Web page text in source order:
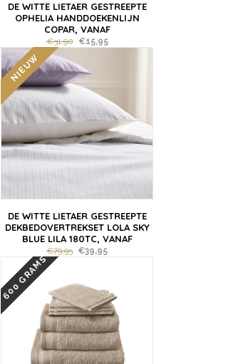
DE WITTE LIETAER GESTREEPTE
OPHELIA HANDDOEKENLIJN
COPAR, VANAF
€31,90 €15,95
NIEUW
DE WITTE LIETAER GESTREEPTE
DEKBEDOVERTREKSET LOLA SKY
BLUE LILA 180TC, VANAF
€79,95 €39,95
600 GRAMS